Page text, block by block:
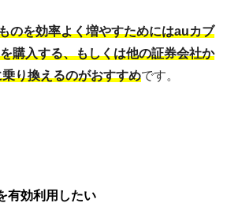
のを効率よく増やすためにはauカブ
購入する、もしくは他の証券会社か
り換えるのがおすすめです。
有効利用したい